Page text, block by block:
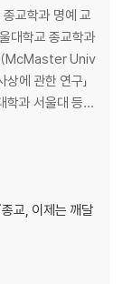
교학과 명예 교
대학교 종교학과
(McMaster Univ
에 관한 연구」
학과 서울대 등의
국종교분과 공
강의, 강연을 하
교, 이제는 깨달